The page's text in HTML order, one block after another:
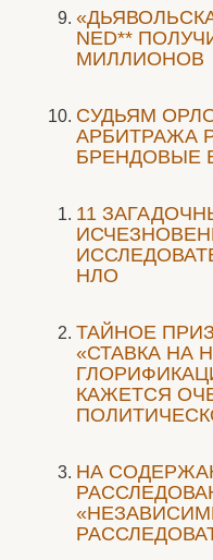
NED**
МИЛЛИОНОВ
CУДЬЯМ
АРБИТРАЖА
БРЕНДОВЫЕ
11
НЛО
ТАЙНОЕ
«СТАВКА НА
КАЖЕТСЯ
НА